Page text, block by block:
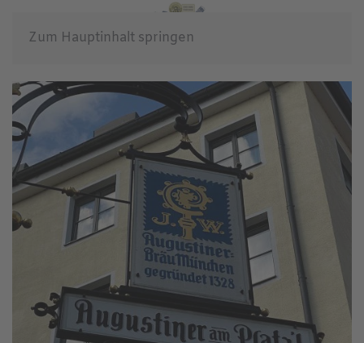
Zum Hauptinhalt springen